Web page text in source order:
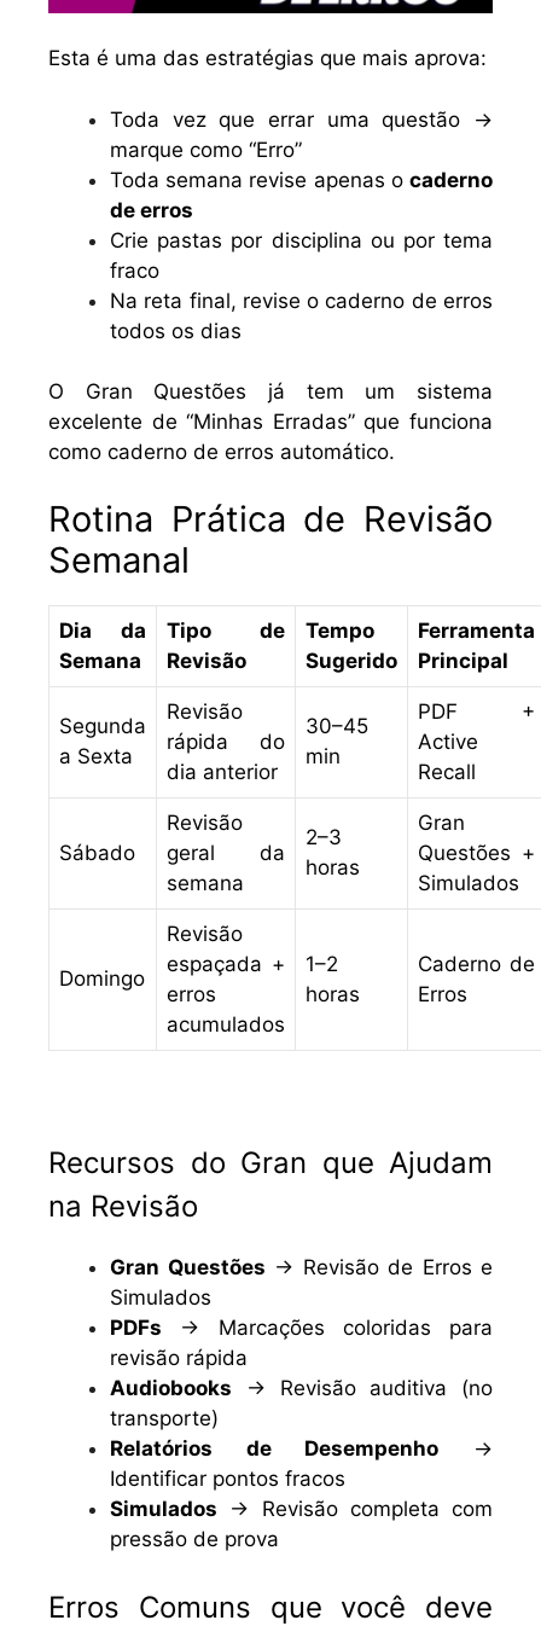
Esta é uma das estratégias que mais aprova:
Toda vez que errar uma questão →
marque como “Erro”
Toda semana revise apenas o caderno
de erros
Crie pastas por disciplina ou por tema
fraco
Na reta final, revise o caderno de erros
todos os dias
O Gran Questões já tem um sistema
excelente de “Minhas Erradas” que funciona
como caderno de erros automático.
Rotina Prática de Revisão
Semanal
Dia da
Semana
Tipo de
Revisão
Tempo
Sugerido
Ferramenta
Principal
Segunda
a Sexta
Revisão
rápida do
dia anterior
30–45
min
PDF +
Active
Recall
Sábado
Revisão
geral da
semana
2–3
horas
Gran
Questões +
Simulados
Domingo
Revisão
espaçada +
erros
acumulados
1–2
horas
Caderno de
Erros
Recursos do Gran que Ajudam
na Revisão
Gran Questões → Revisão de Erros e
Simulados
PDFs → Marcações coloridas para
revisão rápida
Audiobooks → Revisão auditiva (no
transporte)
Relatórios de Desempenho →
Identificar pontos fracos
Simulados → Revisão completa com
pressão de prova
Erros Comuns que você deve